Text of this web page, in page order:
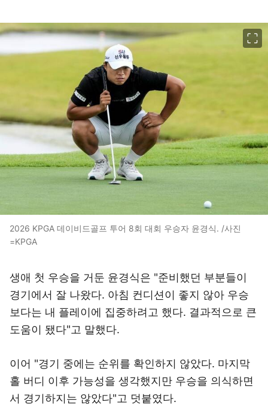
2026 KPGA 데이비드골프 투어 8회 대회 우승자 윤경식. /사진
=KPGA
생애 첫 우승을 거둔 윤경식은 "준비했던 부분들이
경기에서 잘 나왔다. 아침 컨디션이 좋지 않아 우승
보다는 내 플레이에 집중하려고 했다. 결과적으로 큰
도움이 됐다"고 말했다.
이어 "경기 중에는 순위를 확인하지 않았다. 마지막
홀 버디 이후 가능성을 생각했지만 우승을 의식하면
서 경기하지는 않았다"고 덧붙였다.